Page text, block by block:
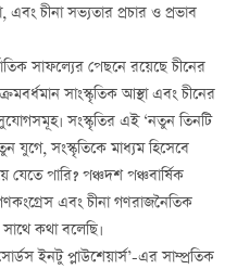
এবং চীনা সভ্যতার প্রচার ও প্রভাব
সাফল্যের পেছনে রয়েছে চীনের
সাংস্কৃতিক আস্থা এবং চীনের
সংস্কৃতির এই ‘নতুন তিনটি
যুগে, সংস্কৃতিকে মাধ্যম হিসেবে
পারি? পঞ্চদশ পঞ্চবার্ষিক
এবং চীনা গণরাজনৈতিক
কথা বলেছি।
ইনটু প্লাউশেয়ার্স’-এর সাম্প্রতিক